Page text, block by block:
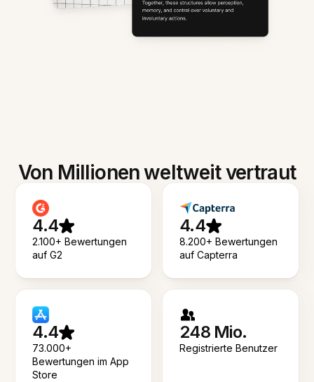
Von Millionen weltweit vertraut
4.4
2.100+ Bewertungen
auf G2
4.4
8.200+ Bewertungen
auf Capterra
4.4
73.000+
Bewertungen im App
Store
248 Mio.
Registrierte Benutzer